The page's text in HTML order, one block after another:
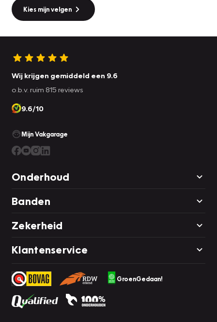
Kies mijn velgen
Wij krijgen gemiddeld een 9.6
o.b.v. ruim 815 reviews
9.6/10
Mijn Vakgarage
Onderhoud
Banden
Zekerheid
Klantenservice
GroenGedaan!